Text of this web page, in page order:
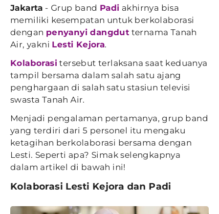
Jakarta - Grup band Padi akhirnya bisa
memiliki kesempatan untuk berkolaborasi
dengan penyanyi dangdut ternama Tanah
Air, yakni Lesti Kejora.
Kolaborasi tersebut terlaksana saat keduanya
tampil bersama dalam salah satu ajang
penghargaan di salah satu stasiun televisi
swasta Tanah Air.
Menjadi pengalaman pertamanya, grup band
yang terdiri dari 5 personel itu mengaku
ketagihan berkolaborasi bersama dengan
Lesti. Seperti apa? Simak selengkapnya
dalam artikel di bawah ini!
Kolaborasi Lesti Kejora dan Padi